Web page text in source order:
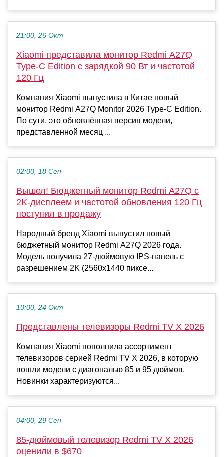
21:00, 26 Окт
Xiaomi представила монитор Redmi A27Q
Type-C Edition с зарядкой 90 Вт и частотой
120 Гц
Компания Xiaomi выпустила в Китае новый
монитор Redmi A27Q Monitor 2026 Type-C Edition.
По сути, это обновлённая версия модели,
представленной месяц ...
02:00, 18 Сен
Вышел! Бюджетный монитор Redmi A27Q с
2K-дисплеем и частотой обновления 120 Гц
поступил в продажу
Народный бренд Xiaomi выпустил новый
бюджетный монитор Redmi A27Q 2026 года.
Модель получила 27-дюймовую IPS-панель с
разрешением 2K (2560x1440 пиксе...
10:00, 24 Окт
Представлены телевизоры Redmi TV X 2026
Компания Xiaomi пополнила ассортимент
телевизоров серией Redmi TV X 2026, в которую
вошли модели с диагональю 85 и 95 дюймов.
Новинки характеризуются...
04:00, 29 Сен
85-дюймовый телевизор Redmi TV X 2026
оценили в $670